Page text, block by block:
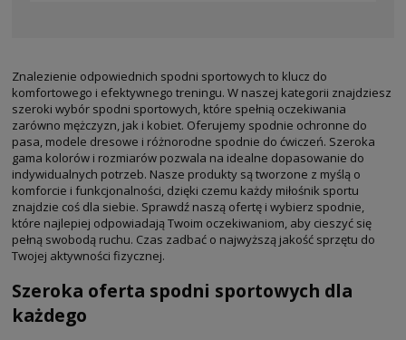
Znalezienie odpowiednich spodni sportowych to klucz do
komfortowego i efektywnego treningu. W naszej kategorii znajdziesz
szeroki wybór spodni sportowych, które spełnią oczekiwania
zarówno mężczyzn, jak i kobiet. Oferujemy spodnie ochronne do
pasa, modele dresowe i różnorodne spodnie do ćwiczeń. Szeroka
gama kolorów i rozmiarów pozwala na idealne dopasowanie do
indywidualnych potrzeb. Nasze produkty są tworzone z myślą o
komforcie i funkcjonalności, dzięki czemu każdy miłośnik sportu
znajdzie coś dla siebie. Sprawdź naszą ofertę i wybierz spodnie,
które najlepiej odpowiadają Twoim oczekiwaniom, aby cieszyć się
pełną swobodą ruchu. Czas zadbać o najwyższą jakość sprzętu do
Twojej aktywności fizycznej.
Szeroka oferta spodni sportowych dla
każdego